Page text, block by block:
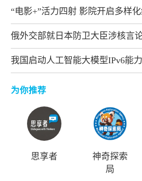
“电影+”活力四射 影院开启多样
俄外交部就日本防卫大臣涉核言
我国启动人工智能大模型IPv6能
为你推荐
思享者
神奇探索
局